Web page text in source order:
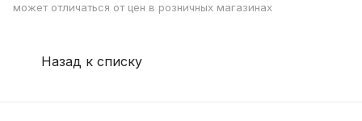
может отличаться от цен в розничных магазинах
Назад к списку